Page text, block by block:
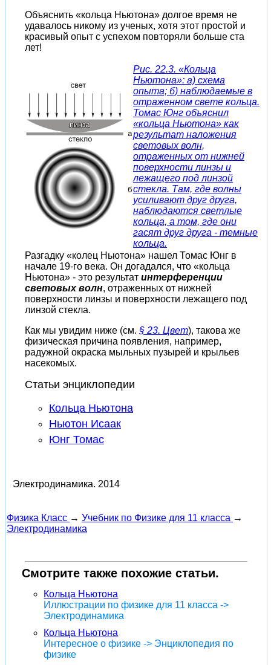
Объяснить «кольца Ньютона» долгое время не
удавалось никому из ученых, хотя этот простой и
красивый опыт с успехом повторяли больше ста
лет!
Рис. 22.3. «Кольца
Ньютона»: а) схема
опыта; б) наблюдаемые в
отраженном свете кольца.
Томас Юнг объяснил
«кольца Ньютона» как
результат наложения
световых волн,
отраженных от нижней
поверхности линзы и
лежащего под линзой
стекла. Там, где волны
усиливают друг друга,
наблюдаются светлые
кольца, а том, где они
гасят друг друга - темные
кольца.
Разгадку «колец Ньютона» нашел Томас Юнг в
начале 19-го века. Он догадался, что «кольца
Ньютона» - это результат интерференции
световых волн, отраженных от нижней
поверхности линзы и поверхности лежащего под
линзой стекла.
Как мы увидим ниже (см. § 23. Цвет), такова же
физическая причина появления, например,
радужной окраска мыльных пузырей и крыльев
насекомых.
Статьи энциклопедии
Кольца Ньютона
Ньютон Исаак
Юнг Томас
Электродинамика. 2014
Физика Класс → Учебник по Физике для 11 класса →
Электродинамика
Смотрите также похожие статьи.
Кольца Ньютона
Иллюстрации по физике для 11 класса ->
Электродинамика
Кольца Ньютона
Интересное о физике -> Энциклопедия по
физике